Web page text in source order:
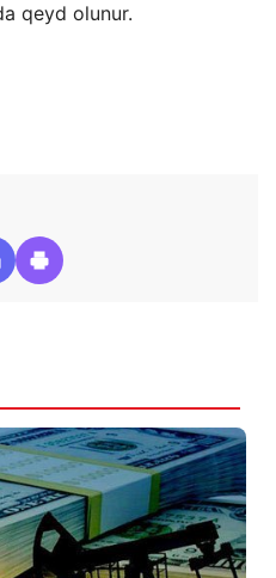
qeyd olunur.